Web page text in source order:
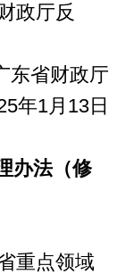
政厅反
省财政厅
年1月13日
办法（修
重点领域